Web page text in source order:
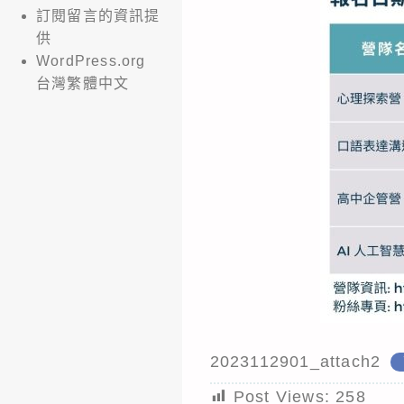
2023112901_attach2
Post Views: 258
訂閱留言的資訊提
供
WordPress.org
台灣繁體中文